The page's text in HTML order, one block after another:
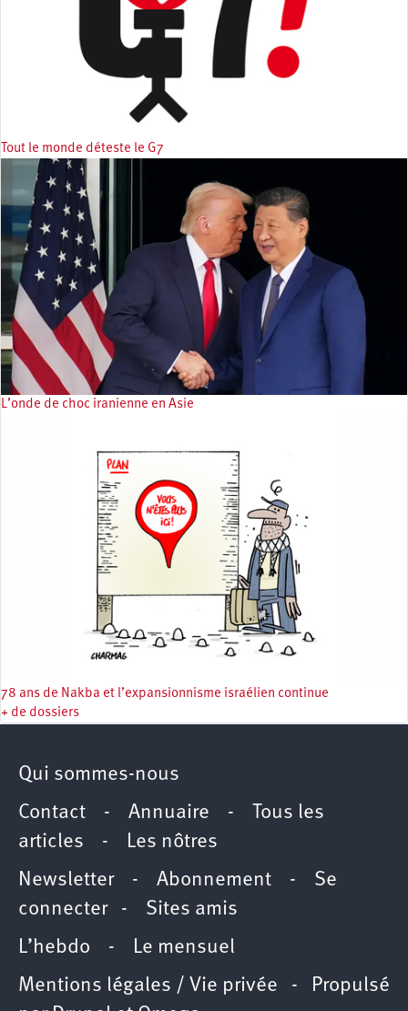
Tout le monde déteste le G7
L’onde de choc iranienne en Asie
78 ans de Nakba et l’expansionnisme israélien continue
+ de dossiers
Qui sommes-nous
Contact - Annuaire -
Tous les
articles - Les nôtres
Newsletter- Abonnement - Se
connecter- Sites amis
L’hebdo - Le mensuel
Mentions légales / Vie privée - Propulsé